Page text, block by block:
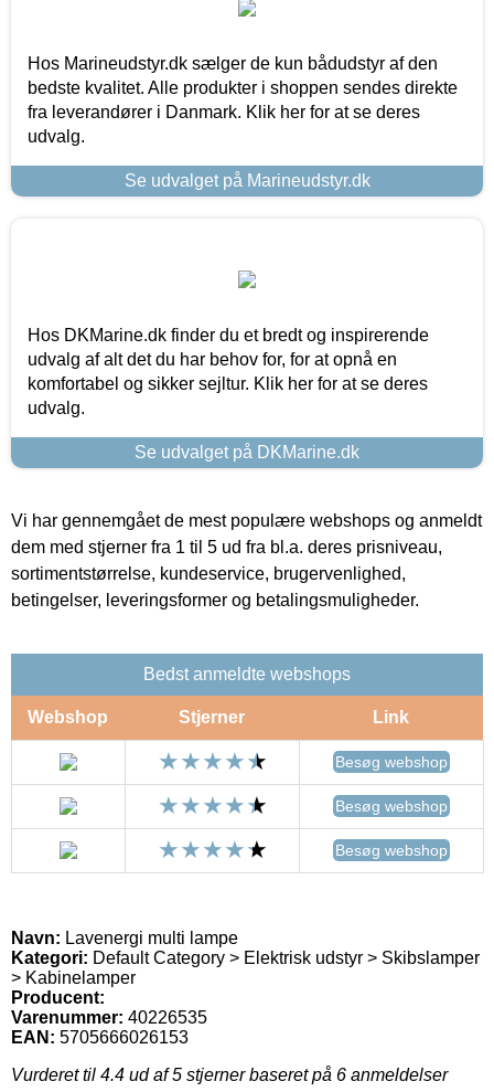
Hos Marineudstyr.dk sælger de kun bådudstyr af den
bedste kvalitet. Alle produkter i shoppen sendes direkte
fra leverandører i Danmark. Klik her for at se deres
udvalg.
Se udvalget på Marineudstyr.dk
Hos DKMarine.dk finder du et bredt og inspirerende
udvalg af alt det du har behov for, for at opnå en
komfortabel og sikker sejltur. Klik her for at se deres
udvalg.
Se udvalget på DKMarine.dk
Vi har gennemgået de mest populære webshops og anmeldt
dem med stjerner fra 1 til 5 ud fra bl.a. deres prisniveau,
sortimentstørrelse, kundeservice, brugervenlighed,
betingelser, leveringsformer og betalingsmuligheder.
Bedst anmeldte webshops
Webshop Stjerner Link
Besøg webshop
Besøg webshop
Besøg webshop
Navn: Lavenergi multi lampe
Kategori: Default Category > Elektrisk udstyr > Skibslamper
> Kabinelamper
Producent:
Varenummer: 40226535
EAN: 5705666026153
Vurderet til 4.4 ud af 5 stjerner baseret på 6 anmeldelser